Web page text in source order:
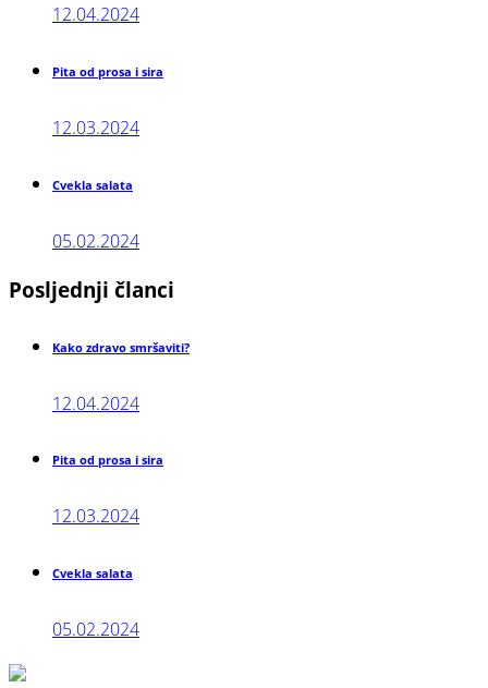
12.04.2024
Pita od prosa i sira
12.03.2024
Cvekla salata
05.02.2024
Posljednji članci
Kako zdravo smršaviti?
12.04.2024
Pita od prosa i sira
12.03.2024
Cvekla salata
05.02.2024